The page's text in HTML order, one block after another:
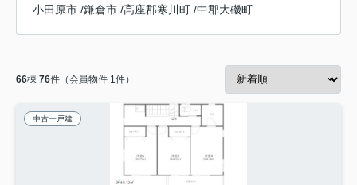
小田原市 /鎌倉市 /高座郡寒川町 /中郡大磯町
66棟 76件（会員物件 1件）
中古一戸建